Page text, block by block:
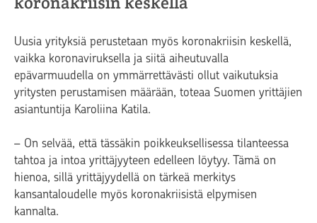
Uusia yrityksiä perustetaan myös koronakriisin keskellä,
vaikka koronaviruksella ja siitä aiheutuvalla
epävarmuudella on ymmärrettävästi ollut vaikutuksia
yritysten perustamisen määrään, toteaa Suomen yrittäjien
asiantuntija Karoliina Katila.
– On selvää, että tässäkin poikkeuksellisessa tilanteessa
tahtoa ja intoa yrittäjyyteen edelleen löytyy. Tämä on
hienoa, sillä yrittäjyydellä on tärkeä merkitys
kansantaloudelle myös koronakriisistä elpymisen
kannalta.